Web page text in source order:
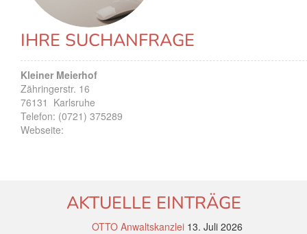
IHRE SUCHANFRAGE
Kleiner Meierhof
Zähringerstr. 16
76131 Karlsruhe
Telefon: (0721) 375289
Webseite:
AKTUELLE EINTRÄGE
OTTO Anwaltskanzlei 13. Juli 2026